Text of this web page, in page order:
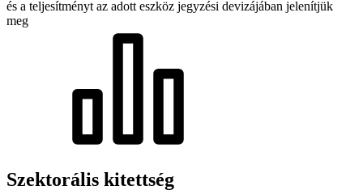
és a teljesítményt az adott eszköz jegyzési devizájában jelenítjük
meg
Szektorális kitettség